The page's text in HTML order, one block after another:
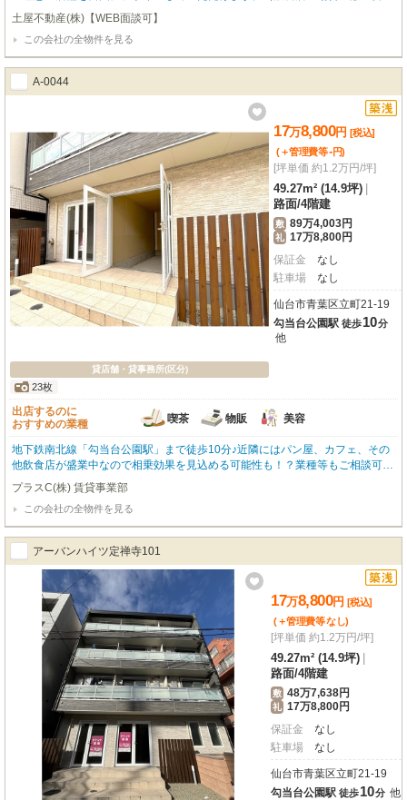
談）幹線道路沿いの立地で視認性も高く、集客にも期待が持てます。仙台市営
地下鉄「青葉通一番町駅」まで徒歩7分、「広瀬通駅」まで徒歩8分と、複数路
線が利用できる便利なアクセスも魅力。
土屋不動産(株)【WEB面談可】
この会社の全物件を見る
A-0044
貸店舗・貸事務所(区分)
23枚
17万8,800円 [税込]
(＋管理費等-円)
[坪単価 約1.2万円/坪]
49.27m² (14.9坪)
路面/4階建
敷 89万4,003円
礼 17万8,800円
保証金
なし
駐車場
なし
仙台市青葉区立町21-19
勾当台公園駅 徒歩10分
他
出店するのに
おすすめの業種
喫茶 物販 美容
地下鉄南北線「勾当台公園駅」まで徒歩10分♪近隣にはパン屋、カフェ、その
他飲食店が盛業中なので相乗効果を見込める可能性も！？業種等もご相談可能
ですので、是非一度ご内見を！軽飲食店・テイクアウト専門店等歓迎です！リ
ラクゼーション系の店舗、アパレルショップなどにもオススメ！
プラスC(株) 賃貸事業部
この会社の全物件を見る
アーバンハイツ定禅寺101
17万8,800円 [税込]
(＋管理費等なし)
[坪単価 約1.2万円/坪]
49.27m² (14.9坪)
路面/4階建
敷 48万7,638円
礼 17万8,800円
保証金
なし
駐車場
なし
仙台市青葉区立町21-19
勾当台公園駅 徒歩10分 他